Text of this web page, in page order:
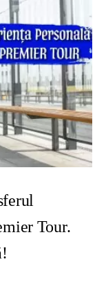
Tour.